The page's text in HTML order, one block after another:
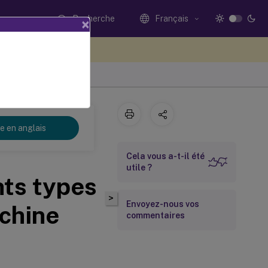
Recherche Français
en anglais
types
>
Cela vous a-t-il été
utile ?
Envoyez-nous vos
commentaires
×